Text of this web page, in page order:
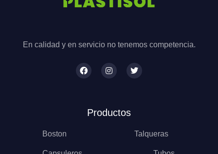
En calidad y en servicio no tenemos competencia.
Productos
Boston Talqueras